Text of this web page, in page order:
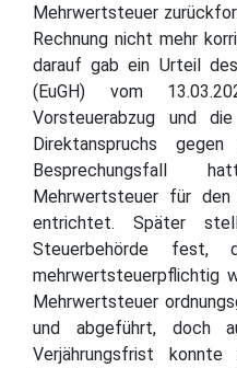
Mehrwertsteuer
Rechnung nicht mehr
darauf gab ein Urteil
(EuGH) vom
Vorsteuerabzug und
Direktanspruchs
Besprechungsfall
Mehrwertsteuer für
entrichtet. Später
Steuerbehörde fest,
mehrwertsteuerpflichtig
Mehrwertsteuer
und abgeführt, doch
Verjährungsfrist